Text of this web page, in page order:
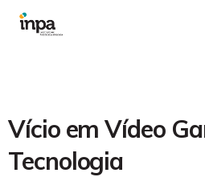
Vício em Vídeo
Tecnologia